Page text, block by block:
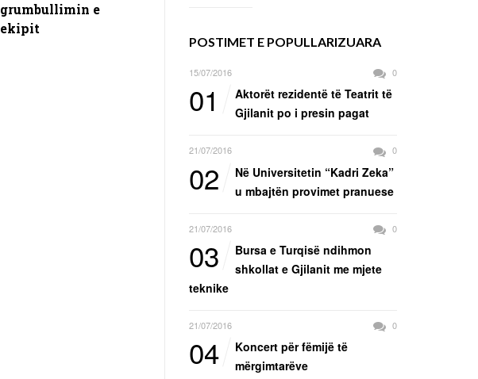
grumbullimin e
ekipit
POSTIMET E POPULLARIZUARA
15/07/2016 0
01
Aktorët rezidentë të Teatrit të
Gjilanit po i presin pagat
21/07/2016 0
02
Në Universitetin “Kadri Zeka”
u mbajtën provimet pranuese
21/07/2016 0
03
Bursa e Turqisë ndihmon
shkollat e Gjilanit me mjete
teknike
21/07/2016 0
04
Koncert për fëmijë të
mërgimtarëve